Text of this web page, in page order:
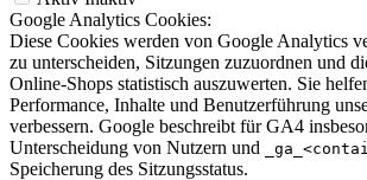
Google Analytics Cookies:
Diese Cookies werden von Google Analytics
zu unterscheiden, Sitzungen zuzuordnen und
Online-Shops statistisch auszuwerten. Sie
Performance, Inhalte und Benutzerführung
verbessern. Google beschreibt für GA4
Unterscheidung von Nutzern und
Speicherung des Sitzungsstatus.